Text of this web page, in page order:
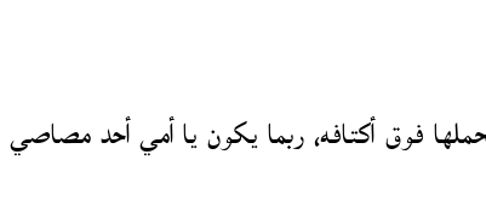
فوق أكتافه، ربما يكون يا أمي أحد مصاصي